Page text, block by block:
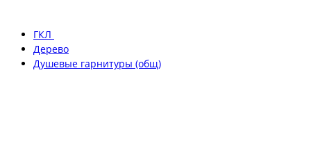
ГКЛ
Дерево
Душевые гарнитуры (общ)